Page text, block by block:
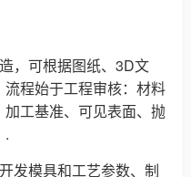
，可根据图纸、3D文
程始于工程审核：材料
工基准、可见表面、抛
.
发模具和工艺参数、制